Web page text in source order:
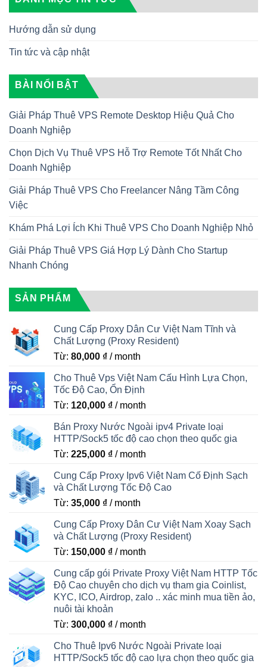
Hướng dẫn sử dụng
Tin tức và cập nhật
BÀI NỔI BẬT
Giải Pháp Thuê VPS Remote Desktop Hiệu Quả Cho
Doanh Nghiệp
Chọn Dịch Vụ Thuê VPS Hỗ Trợ Remote Tốt Nhất Cho
Doanh Nghiệp
Giải Pháp Thuê VPS Cho Freelancer Nâng Tầm Công
Việc
Khám Phá Lợi Ích Khi Thuê VPS Cho Doanh Nghiệp Nhỏ
Giải Pháp Thuê VPS Giá Hợp Lý Dành Cho Startup
Nhanh Chóng
SẢN PHẨM
Cung Cấp Proxy Dân Cư Việt Nam Tĩnh và
Chất Lượng (Proxy Resident)
Từ: 80,000 ₫ / month
Cho Thuê Vps Việt Nam Cấu Hình Lựa Chọn,
Tốc Độ Cao, Ổn Định
Từ: 120,000 ₫ / month
Bán Proxy Nước Ngoài ipv4 Private loại
HTTP/Sock5 tốc độ cao chọn theo quốc gia
Từ: 225,000 ₫ / month
Cung Cấp Proxy Ipv6 Việt Nam Cố Định Sạch
và Chất Lượng Tốc Độ Cao
Từ: 35,000 ₫ / month
Cung Cấp Proxy Dân Cư Việt Nam Xoay Sạch
và Chất Lượng (Proxy Resident)
Từ: 150,000 ₫ / month
Cung cấp gói Private Proxy Việt Nam HTTP Tốc
Độ Cao chuyên cho dịch vụ tham gia Coinlist,
KYC, ICO, Airdrop, zalo .. xác minh mua tiền ảo,
nuôi tài khoản
Từ: 300,000 ₫ / month
Cho Thuê Ipv6 Nước Ngoài Private loại
HTTP/Sock5 tốc độ cao lựa chọn theo quốc gia